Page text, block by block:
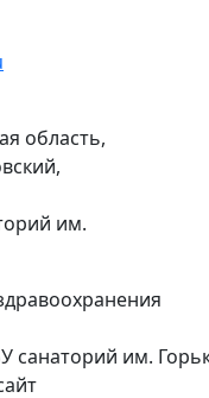
область,
им.
санаторий им.